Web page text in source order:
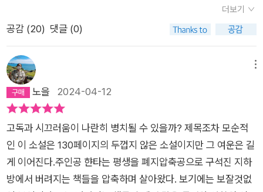
다. 원인과 결과가 분명하지도 않고, 앞에 했던 질문에 대한 답이
뒤에 나오지도 않는다. 하지만 이것이야말로 살아가는 모습 그 자
체가 아닐까. 그저 작은 둥지 안에서 새끼들을 낳고 키우고, 추우
면 따뜻한 품안에 웅크리는 생쥐를 떠올리는 한탸가 보아온 것이
무언이던가. 왕실의 문장이 찍힌 책, 노자의 도덕경, 니체와 사르
트르, 카뮈. 그러나 그 모든 것은 컨베이어 벨트 앞에서 코카콜라
를 마시며 그리스와 불가리아 휴가를 생각하는 신식 노동자들 앞
에서 무너진다. 똥스키 사건으로 만차의 삶이 제2막으로 들어섰
다면, 신식 컨베이어벨트 앞에서 한탸의 삶은 막장으로 들어선다.
갱도의 끝, 더는 갈 곳이 없음을 깨달은 그가 찾는 곳은 그가 평생
을 바쳐온 압축기이다. 평생을 우체국에서 일하느라 등이 굽고
이 말은 소설 전체에서 되풀이되어 발견된다. 무심한 세계에 던져
진 존재의 운명을 응시하는 화자의 만트라였다. 마치 냉혹한 현실
을 견디기 위해 반드시 필요한 마법의 주문처럼 말이다. 한탸가
다루는 압축기에는 두 가지 색의 버튼이 있었다. “녹색 버튼을 누
르면 압축판이 전진하고, 붉은색 버튼을 누르면 후진한다. 이것이
세상의 기본적인 움직임이다. 헬리콘의 밸브나 반드시 원점으로
돌아오는 원처럼.”(44) 한탸가 반복적으로 떠올리는 이 표현은
언제든 삶의 관성에 매인 인간의 모습을 직관한 말처럼 느껴진다.
그에겐 세상만사가 ‘동시성을 띤 왕복운동’(69)이었다. 현실은
한탸의 삶에 결코 ‘다정한’ 모습으로 다가온 적이 없었다. 그는 압
축기의 ‘왕복운동’을 오랫동안 지켜보면서 ‘상반되는 것들에 균형
소크라테스다.한타의 압축된 삶은 무슨 표지와 어떤 경구가 어울
릴까
할 것이고, 내가 몸담고 있는 직업에도 상이한 유형의 사람들과
직업 방식으로 새로운 시대가 열릴 것이었다. 실수로 그곳에 버려
진 책들과 사소한 기쁨도 끝이었다! 뜻하지 않게 교양을 쌓게 된
나처럼 늙은 압축공들이 누렸던 좋은 시절도 끝이 나고 만 것이
다! 이제 사람들은 다른 방식으로 사고하게 되었으니까. 매 꾸러
미에서 책을 한 권씩 골라 보너스로 준다 해도 나는 거기서 끝장
가능성을 찾겠다는 열망으로 우리가 종이 더미에서 구해낸 장서
들도 모두 끝장이었다. (91쪽) 변화를 받아들이고 과거를 딛고
일어나야 한다는 걸 알면서도 한탸는 용기를 낼 수가 없다. 상실
을 감당할 수 없다. 그러나 한탸가 사랑했던 만차는 달랐다. 어린
한 번 다시 읽어보고 싶었다. 반값인데 살까, 말까, 아니야 도서관
에 있잖아. 손에 넣었다 들었다를 반복했다. 결국은 도서관에서
생각난다. 집사재에서 나왔던 레이먼드 카버 단편집 <사랑에 대
해서 말할 때 우리들이 하는 이야기>도 보는 순간 두근두근했다.
가격은 2천 4백 원. 예전에 읽었고 문학동네에서 나온 버전으로
카버 단편집은 모두 갖고 있으면서도 침이 꿀꺽 넘어갔다. 그냥
살까.... 하다가 결국 이 책도 내려놓고 왔다. 하지만 집에 오니 또
아른아른.그런데 이날, 나는 이렇게 몇 번이나 망설이다가 결국
두 권을 손에 들고 왔다. 두 권 모두 이미 도서관에서 빌려 읽었던
책들이다. 그런데 그곳에서 반값에 팔리고 있는 걸 보니 도저히
하나의 부속, 아니 소모품이 되어버린 삶 속에 다시 한 번 내 안에
서 꿈틀대는 저항의식을 갖게 하는 작품이다.다시 한번 읽기를 정
는 아름다운 물고기를 본 것과도 같다.
더보기
공감 (20) 댓글 (0)
노을 2024-04-12
고독과 시끄러움이 나란히 병치될 수 있을까? 제목조차 모순적
인 이 소설은 130페이지의 두껍지 않은 소설이지만 그 여운은 길
게 이어진다.주인공 햔타는 평생을 폐지압축공으로 구석진 지하
방에서 버려지는 책들을 압축하며 살아왔다. 보기에는 보잘것없